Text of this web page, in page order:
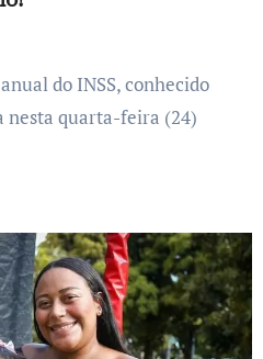
nesta quarta-feira (24)